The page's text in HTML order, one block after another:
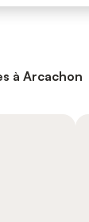
à Arcachon